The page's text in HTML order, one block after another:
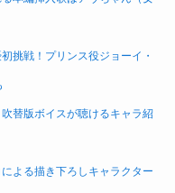
挑戦！プリンス役ジョーイ・
替版ボイスが聴けるキャラ紹
よる描き下ろしキャラクター